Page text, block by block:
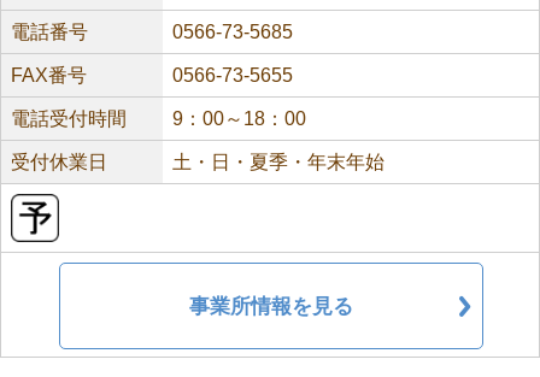
電話番号 0566-73-5685
FAX番号 0566-73-5655
電話受付時間 9：00～18：00
受付休業日 土・日・夏季・年末年始
事業所情報を見る